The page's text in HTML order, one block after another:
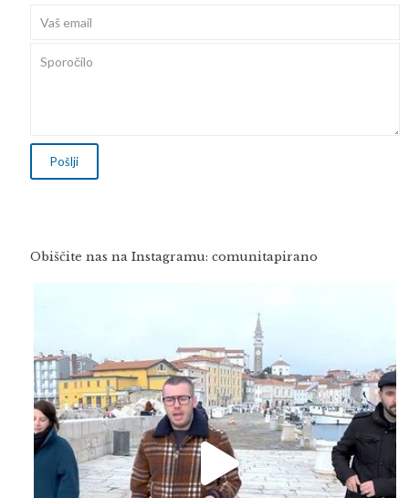
Obiščite nas na Instagramu: comunitapirano